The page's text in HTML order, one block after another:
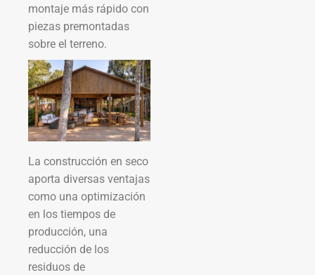
montaje más rápido con
piezas premontadas
sobre el terreno.
La construcción en seco
aporta diversas ventajas
como una optimización
en los tiempos de
producción, una
reducción de los
residuos de